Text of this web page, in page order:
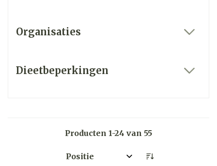
Organisaties
Dieetbeperkingen
Producten 1-24 van 55
Sorteer op: